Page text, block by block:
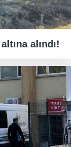
alındı!